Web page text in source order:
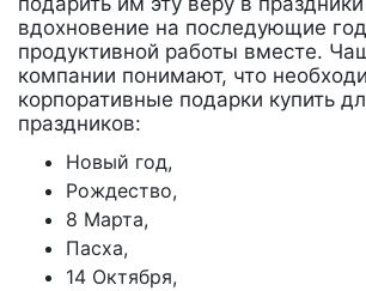
вдохновение на последующие
продуктивной работы вместе.
компании понимают, что
корпоративные подарки купить
праздников:
Новый год,
Рождество,
8 Марта,
Пасха,
14 Октября,